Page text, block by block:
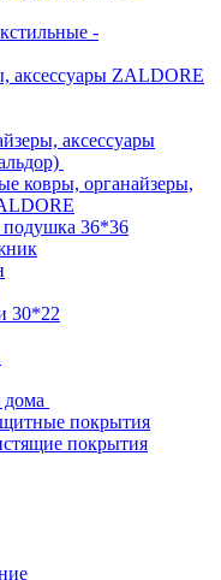
-
аксессуары ZALDORE
аксессуары
ковры, органайзеры,
подушка 36*36
30*22
покрытия
покрытия